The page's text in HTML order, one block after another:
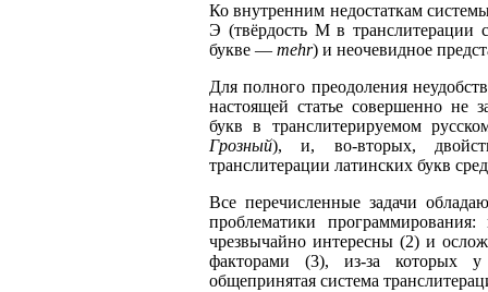
Ко внутренним недостаткам
Э (твёрдость М в транслитерации
букве — mehr) и неочевидное
Для полного преодоления
настоящей статье совершенно не
букв в транслитерируемом
Грозный), и, во-вторых,
транслитерации латинских букв
Все перечисленные задачи
проблематики
чрезвычайно интересны (2) и
факторами (3), из-за которых у
общепринятая система